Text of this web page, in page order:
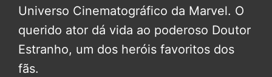
Universo Cinematográfico da Marvel. O
querido ator dá vida ao poderoso Doutor
Estranho, um dos heróis favoritos dos
fãs.